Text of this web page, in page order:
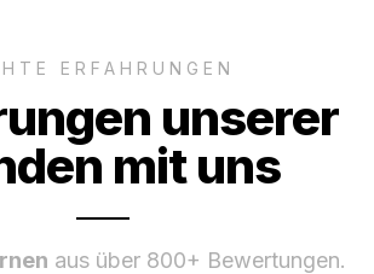
ERFAHRUNGEN
unserer
mit uns
aus über 800+ Bewertungen.